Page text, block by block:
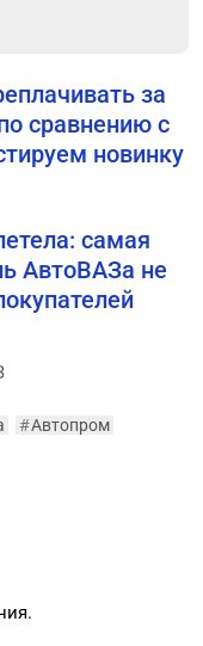
за
сравнению с
новинку
самая
АвтоВАЗа не
#Автопром